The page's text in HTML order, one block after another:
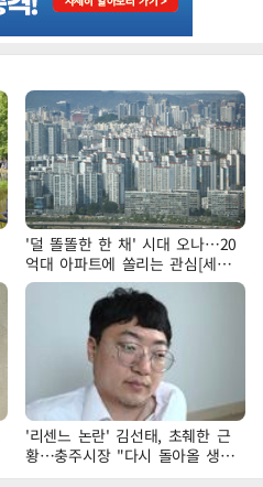
'덜 똘똘한 한 채' 시대 오나…20
억대 아파트에 쏠리는 관심[세제
개편, 그 이후②]
'리센느 논란' 김선태, 초췌한 근
황…충주시장 "다시 돌아올 생
각?"